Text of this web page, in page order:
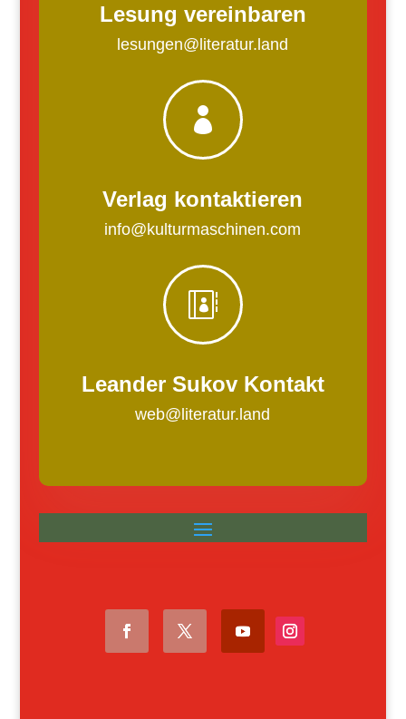
Lesung vereinbaren
lesungen@literatur.land

Verlag kontaktieren
info@kulturmaschinen.com

Leander Sukov Kontakt
web@literatur.land